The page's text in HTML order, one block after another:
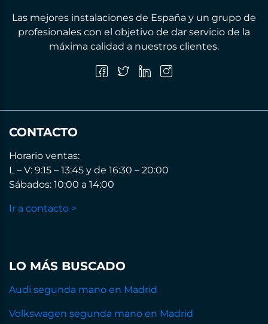
Las mejores instalaciones de España y un grupo de
profesionales con el objetivo de dar servicio de la
máxima calidad a nuestros clientes.
CONTACTO
Horario ventas:
L – V: 9:15 – 13:45 y de 16:30 – 20:00
Sábados: 10:00 a 14:00
Ir a contacto >
LO MÁS BUSCADO
Audi segunda mano en Madrid
Volkswagen segunda mano en Madrid